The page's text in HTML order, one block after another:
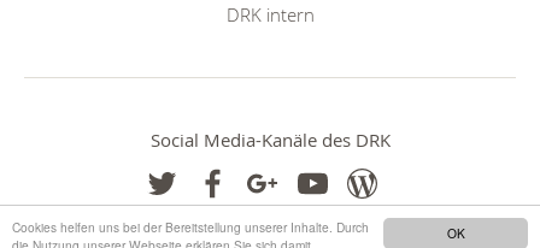
OK
Cookies helfen uns bei der Bereitstellung unserer Inhalte. Durch
DRK intern
Social Media-Kanäle des DRK